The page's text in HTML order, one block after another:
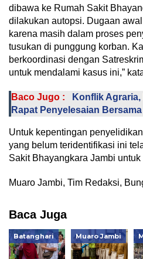
dibawa ke Rumah Sakit
dilakukan autopsi. Dugaan
karena masih dalam proses
tusukan di punggung korban.
berkoordinasi dengan
untuk mendalami kasus ini,”
Baco Jugo :
Konflik
Rapat Penyelesaian
Untuk kepentingan
yang belum teridentifikasi ini
Sakit Bhayangkara Jambi
Muaro Jambi, Tim Redaksi,
Baca Juga
Batanghari Muaro Jambi